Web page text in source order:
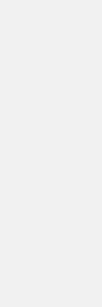
Highgrove -
je
valovitimi griči
kritimi hišicami in
za popotnike.
barva lokalnega
se odraža v
krajine. Tako kot
kraje zvabilo
bomo 'velika
priložnost videti
oblikovali največji
vsepovsod